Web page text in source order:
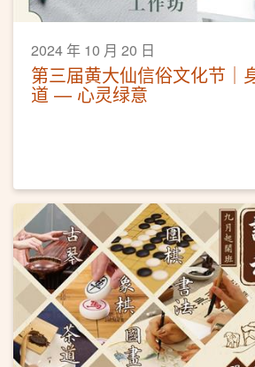
2024 年 10 月 20 日
第三届黄大仙信俗文化节｜
道 — 心灵绿意